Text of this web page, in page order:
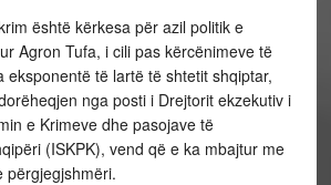
është kërkesa për azil politik e
Agron Tufa, i cili pas kërcënimeve të
eksponentë të lartë të shtetit shqiptar,
nga posti i Drejtorit ekzekutiv i
e Krimeve dhe pasojave të
(ISKPK), vend që e ka mbajtur me
përgjegjshmëri.